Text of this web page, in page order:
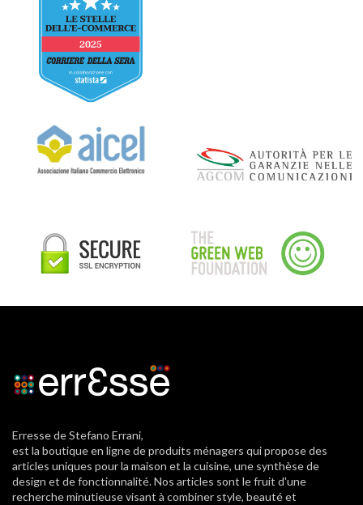
Erresse de Stefano Errani,
est la boutique en ligne de produits ménagers qui propose des
articles uniques pour la maison et la cuisine, une synthèse de
design et de fonctionnalité. Nos articles sont le fruit d'une
recherche minutieuse visant à combiner style, beauté et